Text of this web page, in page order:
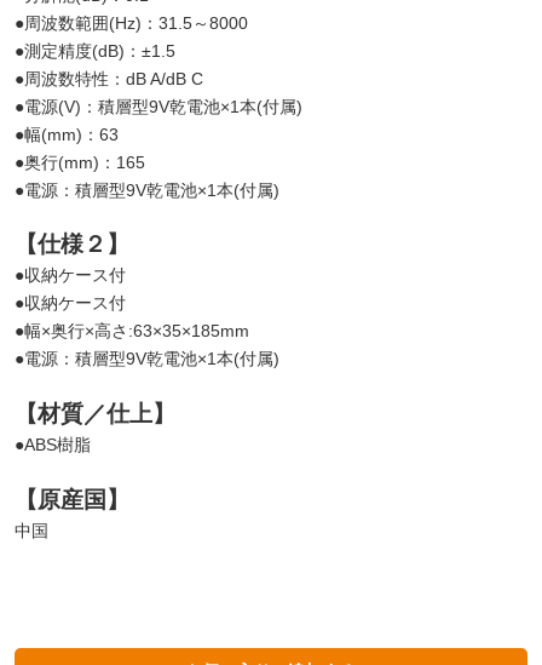
●周波数範囲(Hz)：31.5～8000
●測定精度(dB)：±1.5
●周波数特性：dB A/dB C
●電源(V)：積層型9V乾電池×1本(付属)
●幅(mm)：63
●奥行(mm)：165
●電源：積層型9V乾電池×1本(付属)
【仕様２】
●収納ケース付
●収納ケース付
●幅×奥行×高さ:63×35×185mm
●電源：積層型9V乾電池×1本(付属)
【材質／仕上】
●ABS樹脂
【原産国】
中国